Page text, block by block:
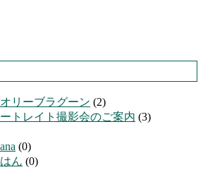
リーブラグーン (2)
トレイト撮影会のご案内 (3)
(0)
ん (0)